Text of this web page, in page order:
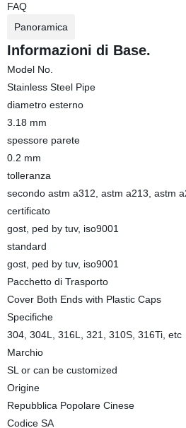
FAQ
Panoramica
Informazioni di Base.
Model No.
Stainless Steel Pipe
diametro esterno
3.18 mm
spessore parete
0.2 mm
tolleranza
secondo astm a312, astm a213, astm
certificato
gost, ped by tuv, iso9001
standard
gost, ped by tuv, iso9001
Pacchetto di Trasporto
Cover Both Ends with Plastic Caps
Specifiche
304, 304L, 316L, 321, 310S, 316Ti, etc
Marchio
SL or can be customized
Origine
Repubblica Popolare Cinese
Codice SA